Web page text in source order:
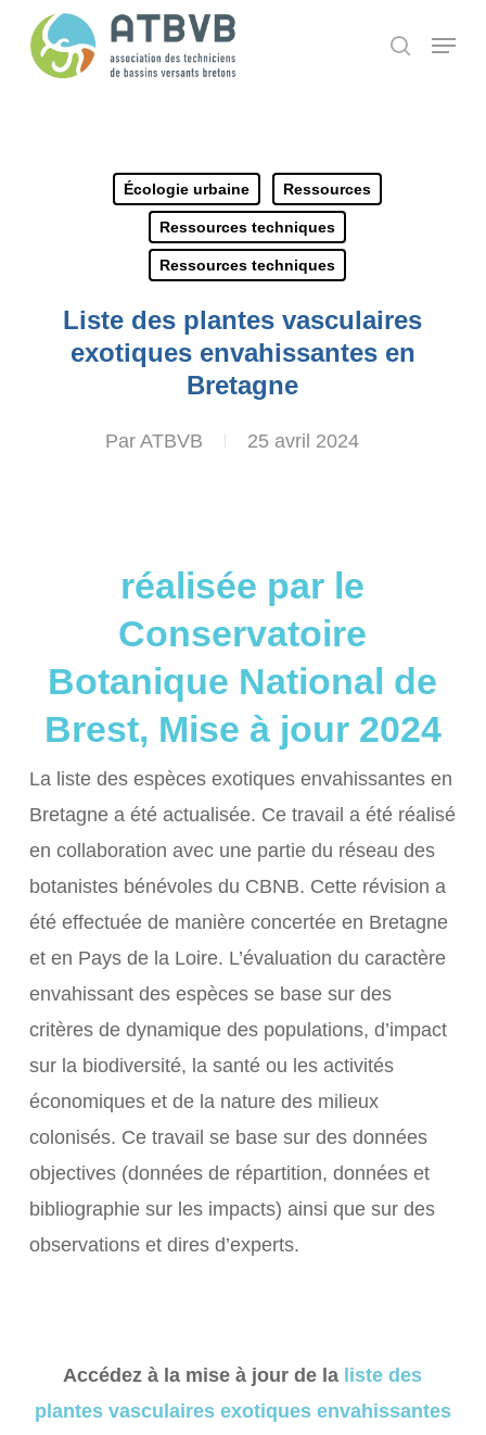
search
Menu
Écologie urbaine Ressources
Ressources techniques
Ressources techniques
Liste des plantes vasculaires
exotiques envahissantes en
Bretagne
Par ATBVB 25 avril 2024
réalisée par le
Conservatoire
Botanique National de
Brest, Mise à jour 2024
La liste des espèces exotiques envahissantes en
Bretagne a été actualisée. Ce travail a été réalisé
en collaboration avec une partie du réseau des
botanistes bénévoles du CBNB. Cette révision a
été effectuée de manière concertée en Bretagne
et en Pays de la Loire. L’évaluation du caractère
envahissant des espèces se base sur des
critères de dynamique des populations, d’impact
sur la biodiversité, la santé ou les activités
économiques et de la nature des milieux
colonisés. Ce travail se base sur des données
objectives (données de répartition, données et
bibliographie sur les impacts) ainsi que sur des
observations et dires d’experts.
Accédez à la mise à jour de la liste des
plantes vasculaires exotiques envahissantes
Panneau de gestion des cookies